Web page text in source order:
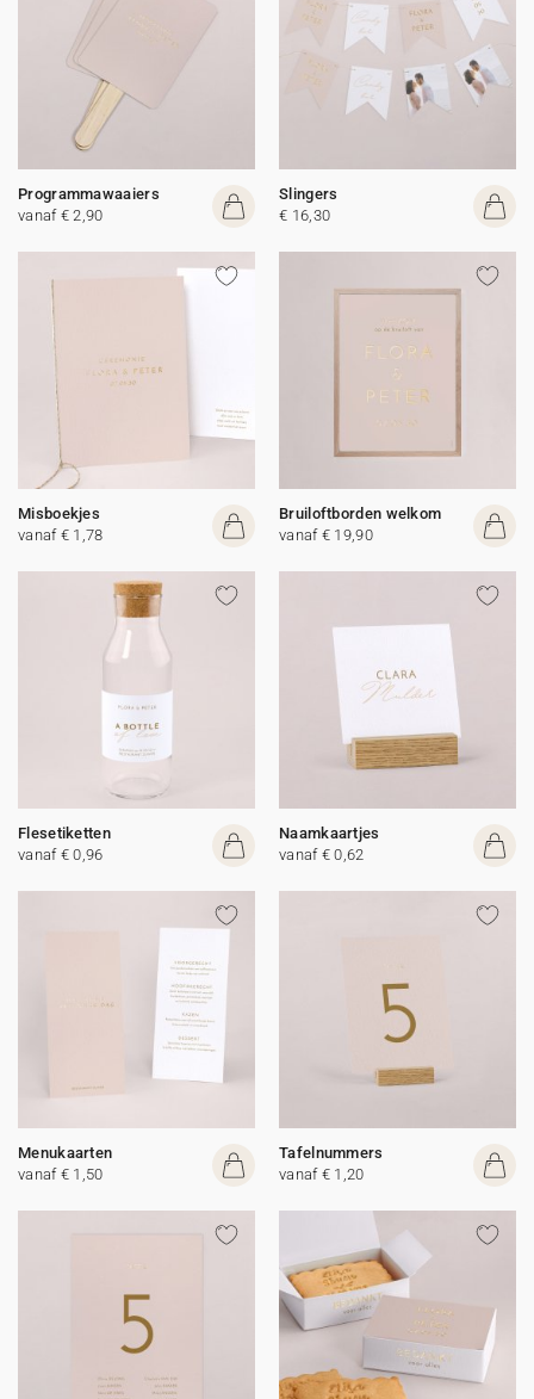
Programmawaaiers
vanaf € 2,90
Slingers
€ 16,30
Misboekjes
vanaf € 1,78
Bruiloftborden welkom
vanaf € 19,90
Flesetiketten
vanaf € 0,96
Naamkaartjes
vanaf € 0,62
Menukaarten
vanaf € 1,50
Tafelnummers
vanaf € 1,20